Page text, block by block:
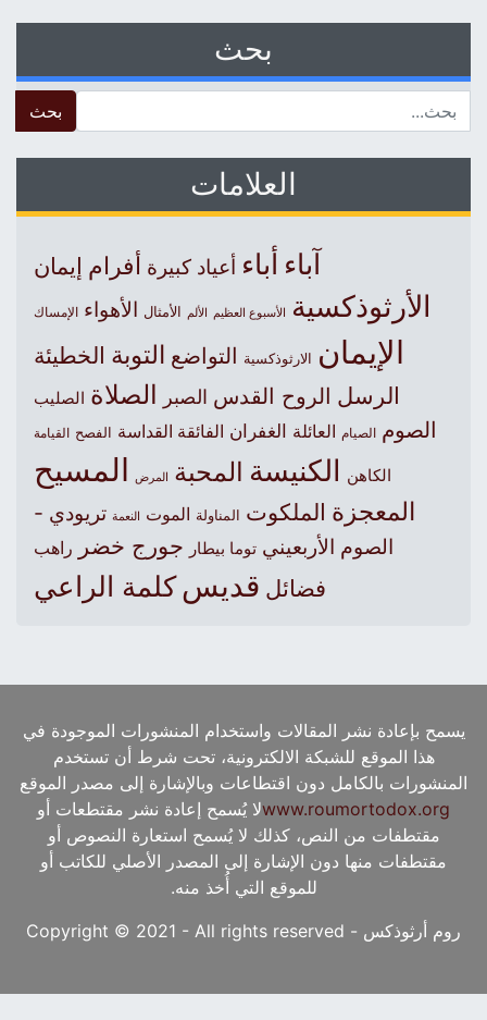
بحث
العلامات
آباءأباء أعياد كبيرة أفرام إيمان
الأرثوذكسية الأسبوع العظيم الألم الأمثال الأهواء الإمساك
الإيمان الارثوذكسية التواضع التوبة الخطيئة
الرسل الروح القدس الصبر الصلاة الصليب
الصوم الصيام العائلة الغفران الفائقة القداسة الفصح القيامة
الكاهن الكنيسةالمحبة المرض المسيح
المعجزة الملكوت المناولة الموت النعمة تريودي -
الصوم الأربعيني توما بيطار جورج خضر راهب
فضائل قديس كلمة الراعي
يسمح بإعادة نشر المقالات واستخدام المنشورات الموجودة في
هذا الموقع للشبكة الالكترونية، تحت شرط أن تستخدم
المنشورات بالكامل دون اقتطاعات وبالإشارة إلى مصدر الموقع
www.roumortodox.orgلا يُسمح إعادة نشر مقتطعات أو
مقتطفات من النص، كذلك لا يُسمح استعارة النصوص أو
مقتطفات منها دون الإشارة إلى المصدر الأصلي للكاتب أو
للموقع التي أُخذ منه.
روم أرثوذكس - Copyright © 2021 - All rights reserved